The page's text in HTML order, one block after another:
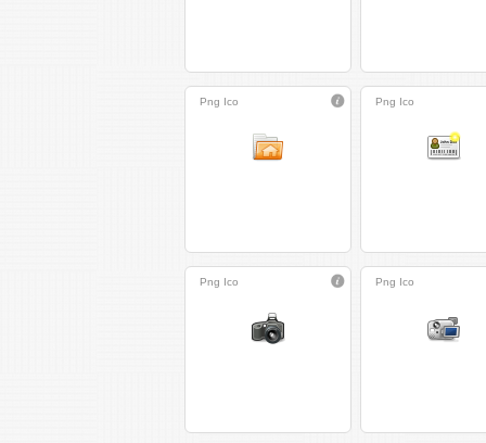
Png Ico Png Ico
Png Ico Png Ico